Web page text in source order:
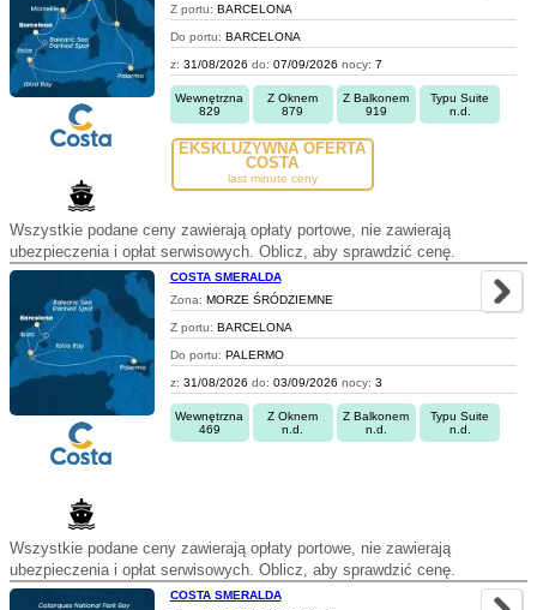
Z portu: BARCELONA
Do portu: BARCELONA
z: 31/08/2026 do: 07/09/2026 nocy: 7
Wewnętrzna
829
Z Oknem
879
Z Balkonem
919
Typu Suite
n.d.
EKSKLUZYWNA OFERTA
COSTA
last minute ceny
Wszystkie podane ceny zawierają opłaty portowe, nie zawierają
ubezpieczenia i opłat serwisowych. Oblicz, aby sprawdzić cenę.
COSTA SMERALDA
Zona: MORZE ŚRÓDZIEMNE
Z portu: BARCELONA
Do portu: PALERMO
z: 31/08/2026 do: 03/09/2026 nocy: 3
Wewnętrzna
469
Z Oknem
n.d.
Z Balkonem
n.d.
Typu Suite
n.d.
Wszystkie podane ceny zawierają opłaty portowe, nie zawierają
ubezpieczenia i opłat serwisowych. Oblicz, aby sprawdzić cenę.
COSTA SMERALDA